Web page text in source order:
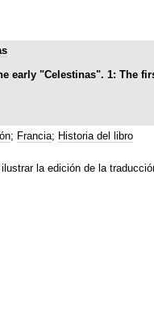
early "Celestinas". 1: The
; Francia; Historia del libro
la edición de la